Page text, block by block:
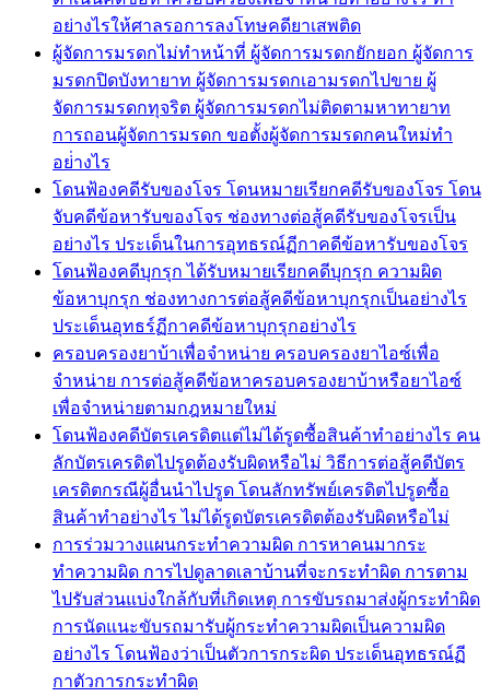
อย่างไรให้ศาลรอการลงโทษคดียาเสพติด
ผู้จัดการมรดกไม่ทำหน้าที่ ผู้จัดการมรดกยักยอก ผู้จัดการ
มรดกปิดบังทายาท ผู้จัดการมรดกเอามรดกไปขาย ผู้
จัดการมรดกทุจริต ผู้จัดการมรดกไม่ติดตามหาทายาท
การถอนผู้จัดการมรดก ขอตั้งผู้จัดการมรดกคนใหม่ทำ
อย่่างไร
โดนฟ้องคดีรับของโจร โดนหมายเรียกคดีรับของโจร โดน
จับคดีข้อหารับของโจร ช่องทางต่อสู้คดีรับของโจรเป็น
อย่างไร ประเด็นในการอุทธรณ์ฏีกาคดีข้อหารับของโจร
โดนฟ้องคดีบุกรุก ได้รับหมายเรียกคดีบุกรุก ความผิด
ข้อหาบุกรุก ช่องทางการต่อสู้คดีข้อหาบุกรุกเป็นอย่างไร
ประเด็นอุทธร์ฏีกาคดีข้อหาบุกรุกอย่างไร
ครอบครองยาบ้าเพื่อจำหน่าย ครอบครองยาไอซ์เพื่อ
จำหน่าย การต่อสู้คดีข้อหาครอบครองยาบ้าหรือยาไอซ์
เพื่อจำหน่ายตามกฎหมายใหม่
โดนฟ้องคดีบัตรเครดิตแต่ไม่ได้รูดซื้อสินค้าทำอย่างไร คน
ลักบัตรเครดิตไปรูดต้องรับผิดหรือไม่ วิธีการต่อสู้คดีบัตร
เครดิตกรณีผู้อื่นนำไปรูด โดนลักทรัพย์เครดิตไปรูดซื้อ
สินค้าทำอย่างไร ไม่ได้รูดบัตรเครดิตต้องรับผิดหรือไม่
การร่วมวางแผนกระทำความผิด การหาคนมากระ
ทำความผิด การไปดูลาดเลาบ้านที่จะกระทำผิด การตาม
ไปรับส่วนแบ่งใกล้กับที่เกิดเหตุ การขับรถมาส่งผู้กระทำผิด
การนัดแนะขับรถมารับผู้กระทำความผิดเป็นความผิด
อย่างไร โดนฟ้องว่าเป็นตัวการกระผิด ประเด็นอุทธรณ์ฏี
กาตัวการกระทำผิด